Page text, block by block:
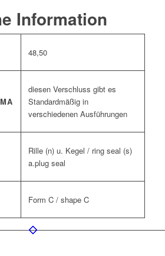
Information
48,50
diesen Verschluss gibt es
Standardmäßig in
verschiedenen Ausführungen
Rille (n) u. Kegel / ring seal (s)
a.plug seal
Form C / shape C